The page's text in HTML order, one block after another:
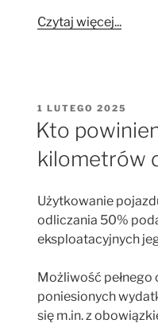
Czytaj więcej...
OPUBLIKOWANE
W
1 LUTEGO 2025
Kto
kilometrów
Użytkowanie
odliczania 50%
eksploatacyjnych
Możliwość pełnego
poniesionych
się m.in. z